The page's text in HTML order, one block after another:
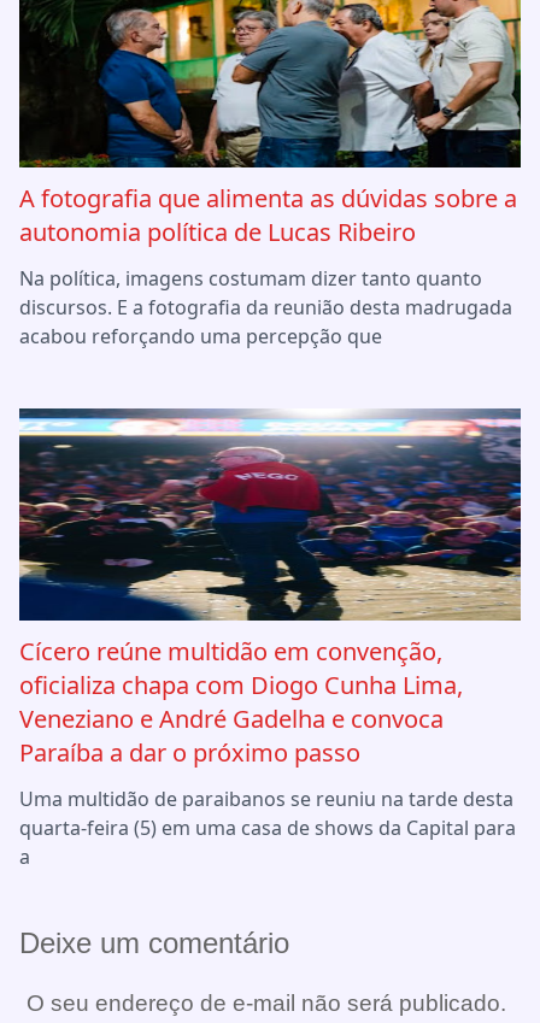
A fotografia que alimenta as dúvidas sobre a
autonomia política de Lucas Ribeiro
Na política, imagens costumam dizer tanto quanto
discursos. E a fotografia da reunião desta madrugada
acabou reforçando uma percepção que
Cícero reúne multidão em convenção,
oficializa chapa com Diogo Cunha Lima,
Veneziano e André Gadelha e convoca
Paraíba a dar o próximo passo
Uma multidão de paraibanos se reuniu na tarde desta
quarta-feira (5) em uma casa de shows da Capital para
a
Deixe um comentário
O seu endereço de e-mail não será publicado.